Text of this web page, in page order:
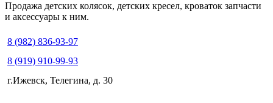
Продажа детских колясок, детских кресел, кроваток запчасти
и аксессуары к ним.
8 (982) 836-93-97
8 (919) 910-99-93
г.Ижевск, Телегина, д. 30